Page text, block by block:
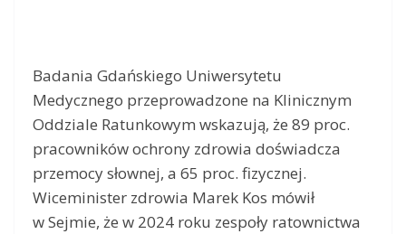
Badania Gdańskiego Uniwersytetu
Medycznego przeprowadzone na Klinicznym
Oddziale Ratunkowym wskazują, że 89 proc.
pracowników ochrony zdrowia doświadcza
przemocy słownej, a 65 proc. fizycznej.
Wiceminister zdrowia Marek Kos mówił
w Sejmie, że w 2024 roku zespoły ratownictwa